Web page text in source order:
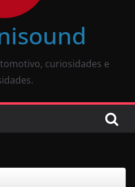
curiosidades e